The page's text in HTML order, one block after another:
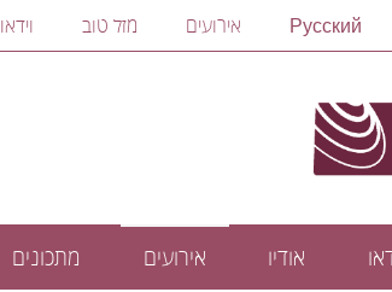
Русский אירועים מזל טוב וידאו
אודיו אירועים מתכונים